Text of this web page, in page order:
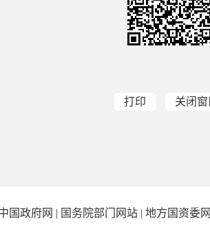
打印 关闭窗